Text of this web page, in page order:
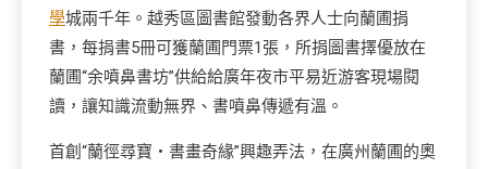
學城兩千年。越秀區圖書館發動各界人士向蘭圃捐
書，每捐書5冊可獲蘭圃門票1張，所捐圖書擇優放在
蘭圃“余噴鼻書坊”供給給廣年夜市平易近游客現場閱
讀，讓知識流動無界、書噴鼻傳遞有溫。
首創“蘭徑尋寶・書畫奇緣”興趣弄法，在廣州蘭圃的奧